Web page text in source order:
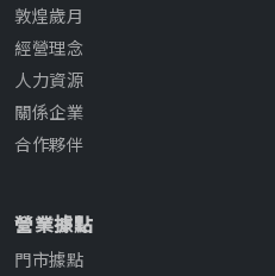
敦煌歲月
經營理念
人力資源
關係企業
合作夥伴
營業據點
門市據點